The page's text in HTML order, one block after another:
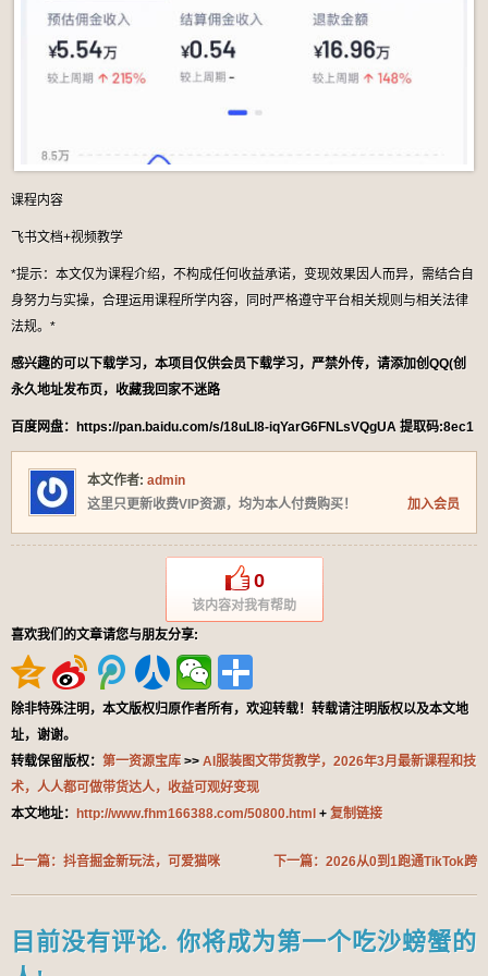
课程内容
飞书文档+视频教学
*提示：本文仅为课程介绍，不构成任何收益承诺，变现效果因人而异，需结合自
身努力与实操，合理运用课程所学内容，同时严格遵守平台相关规则与相关法律
法规。*
感兴趣的可以下载学习，本项目仅供会员下载学习，严禁外传，请添加创QQ(创
永久地址发布页，收藏我回家不迷路
百度网盘：https://pan.baidu.com/s/18uLI8-iqYarG6FNLsVQgUA 提取码:8ec1
本文作者: admin
这里只更新收费VIP资源，均为本人付费购买！
加入会员
0
该内容对我有帮助
喜欢我们的文章请您与朋友分享:
除非特殊注明，本文版权归原作者所有，欢迎转载！转载请注明版权以及本文地
址，谢谢。
转载保留版权： 第一资源宝库 >> AI服装图文带货教学，2026年3月最新课程和技
术，人人都可做带货达人，收益可观好变现
本文地址：
http://www.fhm166388.com/50800.html + 复制链接
上一篇：抖音掘金新玩法，可爱猫咪
下一篇：2026从0到1跑通TikTok跨
目前没有评论. 你将成为第一个吃沙螃蟹的